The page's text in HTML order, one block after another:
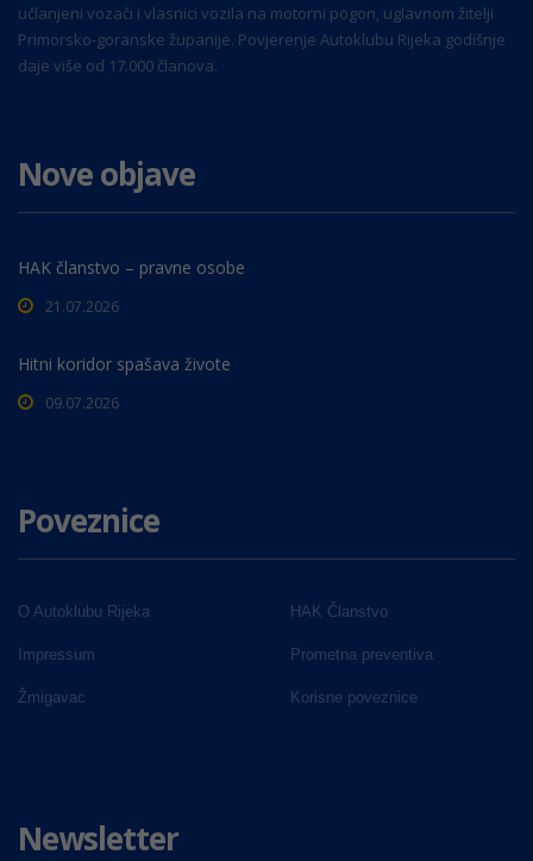
učlanjeni vozači i vlasnici vozila na motorni pogon, uglavnom žitelji
Primorsko-goranske županije. Povjerenje Autoklubu Rijeka godišnje
daje više od 17.000 članova.
Nove objave
HAK članstvo – pravne osobe
21.07.2026
Hitni koridor spašava živote
09.07.2026
Poveznice
O Autoklubu Rijeka HAK Članstvo
Impressum Prometna preventiva
Žmigavac Korisne poveznice
Newsletter